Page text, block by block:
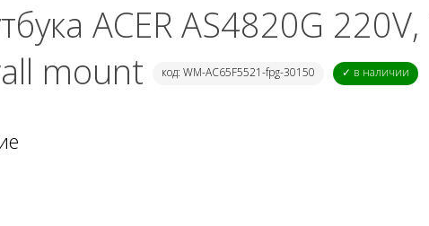
ACER AS4820G
mount
код: WM-AC65F5521-fpg-30150 ✓ в наличии